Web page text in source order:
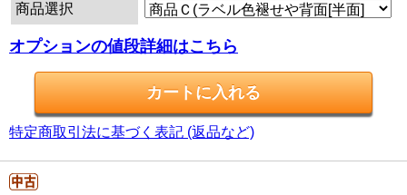
商品選択
オプションの値段詳細はこちら
特定商取引法に基づく表記 (返品など)